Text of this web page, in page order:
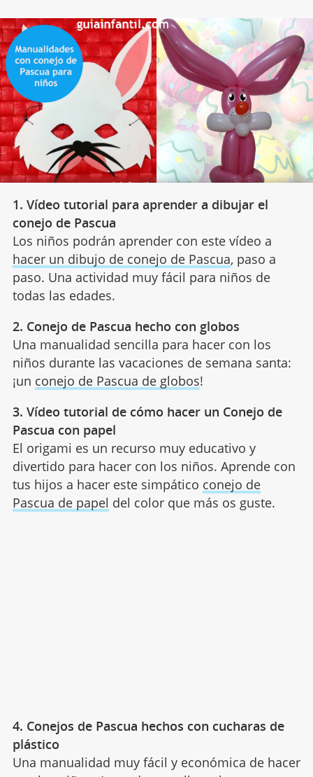
1. Vídeo tutorial para aprender a dibujar el
conejo de Pascua
Los niños podrán aprender con este vídeo a
hacer un dibujo de conejo de Pascua, paso a
paso. Una actividad muy fácil para niños de
todas las edades.
2. Conejo de Pascua hecho con globos
Una manualidad sencilla para hacer con los
niños durante las vacaciones de semana santa:
¡un conejo de Pascua de globos!
3. Vídeo tutorial de cómo hacer un Conejo de
Pascua con papel
El origami es un recurso muy educativo y
divertido para hacer con los niños. Aprende con
tus hijos a hacer este simpático conejo de
Pascua de papel del color que más os guste.
4. Conejos de Pascua hechos con cucharas de
plástico
Una manualidad muy fácil y económica de hacer